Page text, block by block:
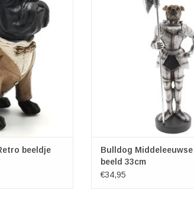
draagt nonchalant
stropdas. Door een
uitvoering, heeft
Het zal een
beeldje
hand verwaardigd beeld
middeleeuwse ridder-
geweldige samensmelting
mens. Dit buste past perfect
en is een ech
Bulldog
beeld 33cm
€34,95